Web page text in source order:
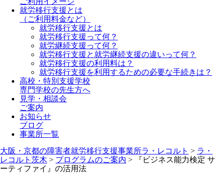
就労移行支援とは
（ご利用料金など）
就労移行支援とは
就労移行支援って何？
就労継続支援って何？
就労移行支援と就労継続支援の違いって何？
就労移行支援の利用料は？
就労移行支援を利用するための必要な手続きは？
高校・特別支援学校
専門学校の先生方へ
見学・相談会
ご案内
お知らせ
ブログ
事業所一覧
大阪・京都の障害者就労移行支援事業所ラ・レコルト > ラ・
レコルト茨木 > プログラムのご案内 >
『ビジネス能力検定 サ
ーティファイ』の活用法